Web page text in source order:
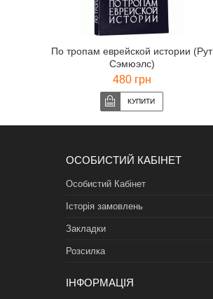
По тропам еврейской истории (Рут
Сэмюэлс)
480 грн
ОСОБИСТИЙ КАБІНЕТ
Особистий Кабінет
Історія замовлень
Закладки
Розсилка
ІНФОРМАЦІЯ